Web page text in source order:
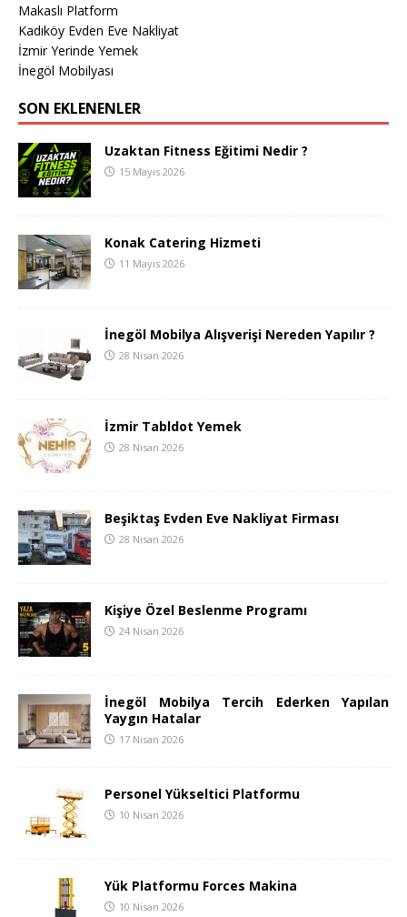
Makaslı Platform
Kadıköy Evden Eve Nakliyat
İzmir Yerinde Yemek
İnegöl Mobilyası
SON EKLENENLER
Uzaktan Fitness Eğitimi Nedir ?
15 Mayıs 2026
Konak Catering Hizmeti
11 Mayıs 2026
İnegöl Mobilya Alışverişi Nereden Yapılır ?
28 Nisan 2026
İzmir Tabldot Yemek
28 Nisan 2026
Beşiktaş Evden Eve Nakliyat Firması
28 Nisan 2026
Kişiye Özel Beslenme Programı
24 Nisan 2026
İnegöl Mobilya Tercih Ederken Yapılan
Yaygın Hatalar
17 Nisan 2026
Personel Yükseltici Platformu
10 Nisan 2026
Yük Platformu Forces Makina
10 Nisan 2026